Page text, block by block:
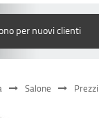
per nuovi clienti
Salone